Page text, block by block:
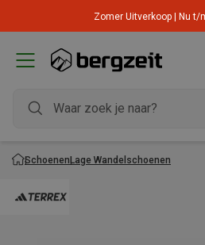
Zomer Uitverkoop | Nu t/
SchoenenLage Wandelschoenen